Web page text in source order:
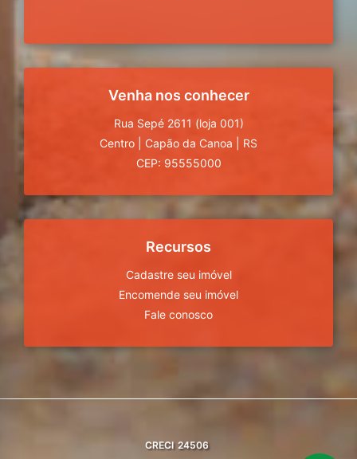
Venha nos conhecer
Rua Sepé 2611 (loja 001)
Centro
Capão da Canoa
RS
CEP: 95555000
Recursos
Cadastre seu imóvel
Encomende seu imóvel
Fale conosco
CRECI 24506